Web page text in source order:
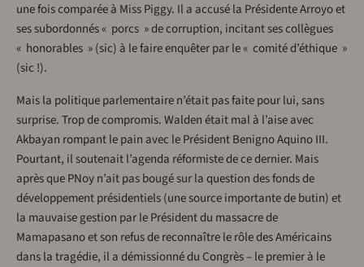
une fois comparée à Miss Piggy. Il a accusé la Présidente Arroyo et
ses subordonnés « porcs » de corruption, incitant ses collègues
« honorables » (sic) à le faire enquêter par le « comité d’éthique »
(sic !).
Mais la politique parlementaire n’était pas faite pour lui, sans
surprise. Trop de compromis. Walden était mal à l’aise avec
Akbayan rompant le pain avec le Président Benigno Aquino III.
Pourtant, il soutenait l’agenda réformiste de ce dernier. Mais
après que PNoy n’ait pas bougé sur la question des fonds de
développement présidentiels (une source importante de butin) et
la mauvaise gestion par le Président du massacre de
Mamapasano et son refus de reconnaître le rôle des Américains
dans la tragédie, il a démissionné du Congrès – le premier à le